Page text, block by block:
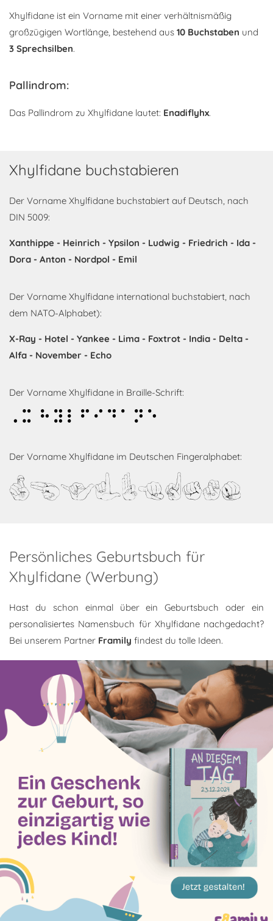
Xhylfidane ist ein Vorname mit einer verhältnismäßig
großzügigen Wortlänge, bestehend aus 10 Buchstaben und
3 Sprechsilben.
Pallindrom:
Das Pallindrom zu Xhylfidane lautet: Enadiflyhx.
Xhylfidane buchstabieren
Der Vorname Xhylfidane buchstabiert auf Deutsch, nach
DIN 5009:
Xanthippe - Heinrich - Ypsilon - Ludwig - Friedrich - Ida -
Dora - Anton - Nordpol - Emil
Der Vorname Xhylfidane international buchstabiert, nach
dem NATO-Alphabet):
X-Ray - Hotel - Yankee - Lima - Foxtrot - India - Delta -
Alfa - November - Echo
Der Vorname Xhylfidane in Braille-Schrift:
Xhylfidane
Der Vorname Xhylfidane im Deutschen Fingeralphabet:
Xhylfidane
Persönliches Geburtsbuch für
Xhylfidane (Werbung)
Hast du schon einmal über ein Geburtsbuch oder ein
personalisiertes Namensbuch für Xhylfidane nachgedacht?
Bei unserem Partner Framily findest du tolle Ideen.